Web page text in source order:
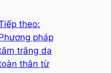
theo:
pháp
trắng da
thân từ